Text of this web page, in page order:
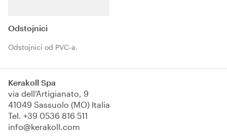
Odstojnici
Odstojnici od PVC-a.
Kerakoll Spa
via dell’Artigianato, 9
41049 Sassuolo (MO) Italia
Tel. +39 0536 816 511
info@kerakoll.com